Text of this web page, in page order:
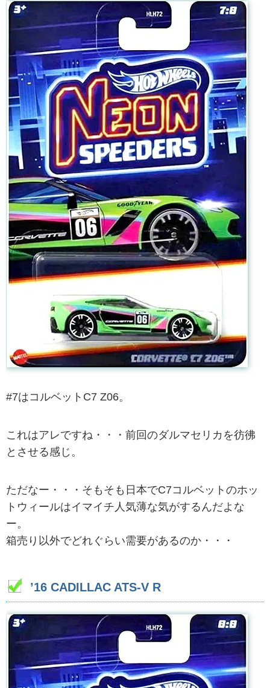
#7はコルベットC7 Z06。
これはアレですね・・・前回のダルマセリカを彷彿
とさせる感じ。
ただなー・・・そもそも日本でC7コルベットのホッ
トウィールはイマイチ人気薄な気がするんだよな
ー。
箱売り以外でどれぐらい需要があるのか・・・
’16 CADILLAC ATS-V R